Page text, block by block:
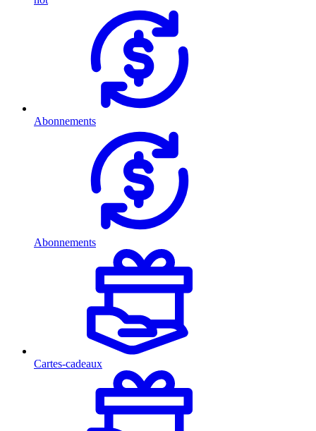
Abonnements
Abonnements
Cartes-cadeaux